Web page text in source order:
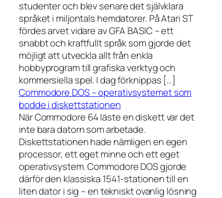
studenter och blev senare det självklara
språket i miljontals hemdatorer. På Atari ST
fördes arvet vidare av GFA BASIC – ett
snabbt och kraftfullt språk som gjorde det
möjligt att utveckla allt från enkla
hobbyprogram till grafiska verktyg och
kommersiella spel. I dag förknippas […]
Commodore DOS – operativsystemet som
bodde i diskettstationen
När Commodore 64 läste en diskett var det
inte bara datorn som arbetade.
Diskettstationen hade nämligen en egen
processor, ett eget minne och ett eget
operativsystem. Commodore DOS gjorde
därför den klassiska 1541-stationen till en
liten dator i sig – en tekniskt ovanlig lösning